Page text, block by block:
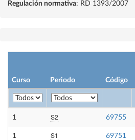
Regulación normativa: RD 1393/2007
Curso Periodo Código
1 S2 69755
1 S1 69751